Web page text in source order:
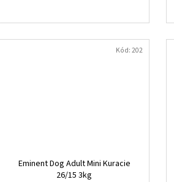
Eminent Dog Adult Mini Kuracie
26/15 3kg
Kód:202